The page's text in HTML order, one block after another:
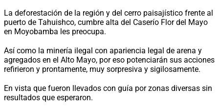
La deforestación de la región y del cerro paisajístico frente al
puerto de Tahuishco, cumbre alta del Caserío Flor del Mayo
en Moyobamba les preocupa.
Así como la minería ilegal con apariencia legal de arena y
agregados en el Alto Mayo, por eso potenciarán sus acciones
refirieron y prontamente, muy sorpresiva y sigilosamente.
En vista que fueron llevados con guía por zonas diversas sin
resultados que esperaron.